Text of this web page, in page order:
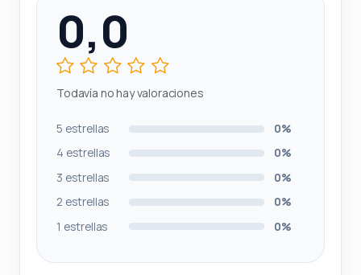
0,0
Todavía no hay valoraciones
5 estrellas
0%
4 estrellas
0%
3 estrellas
0%
2 estrellas
0%
1 estrellas
0%